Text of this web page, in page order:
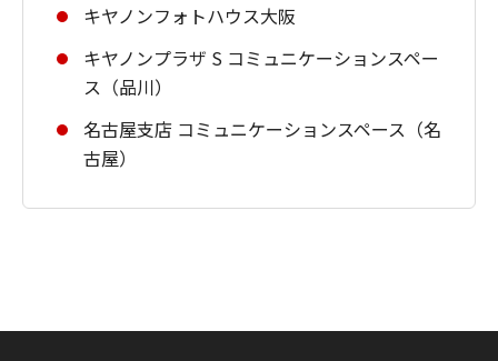
キヤノンフォトハウス大阪
キヤノンプラザ S コミュニケーションスペー
ス（品川）
名古屋支店 コミュニケーションスペース（名
古屋）